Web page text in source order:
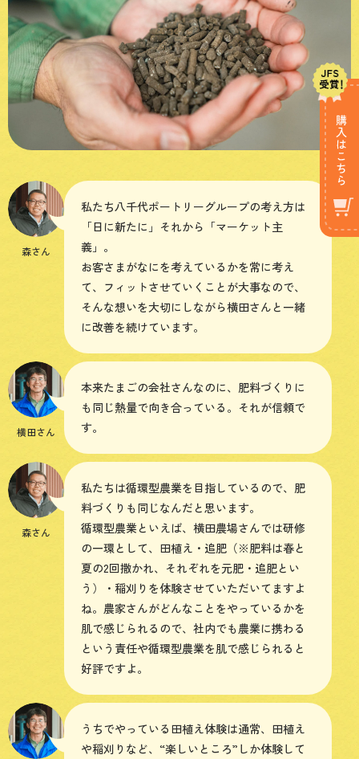
森さん
私たち八千代ポートリーグループの考え方は
「日に新たに」それから「マーケット主
義」。
お客さまがなにを考えているかを常に考え
て、フィットさせていくことが大事なので、
そんな想いを大切にしながら横田さんと一緒
に改善を続けています。
横田さん
本来たまごの会社さんなのに、肥料づくりに
も同じ熱量で向き合っている。それが信頼で
す。
森さん
私たちは循環型農業を目指しているので、肥
料づくりも同じなんだと思います。
循環型農業といえば、横田農場さんでは研修
の一環として、田植え・追肥（※肥料は春と
夏の2回撒かれ、それぞれを元肥・追肥とい
う）・稲刈りを体験させていただいてますよ
ね。農家さんがどんなことをやっているかを
肌で感じられるので、社内でも農業に携わる
という責任や循環型農業を肌で感じられると
好評ですよ。
うちでやっている田植え体験は通常、田植え
や稲刈りなど、“楽しいところ”しか体験して